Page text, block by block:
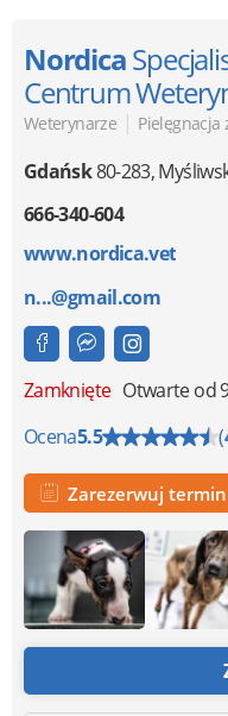
Nordica
Centrum
Weterynarze | Pielęgnacja
Gdańsk80-283,
666-340-604
www.nordica.vet
n...@gmail.com
Zamknięte Otwarte od
Ocena5.5 (
Zarezerwuj termin